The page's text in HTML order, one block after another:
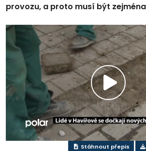
provozu, a proto musí být
video
Stáhnout přepis